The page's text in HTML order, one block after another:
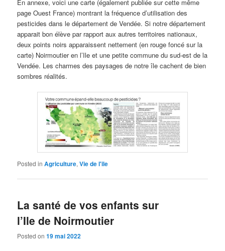
En annexe, voici une carte (également publiée sur cette même
page Ouest France) montrant la fréquence d’utilisation des
pesticides dans le département de Vendée. Si notre département
apparait bon élève par rapport aux autres territoires nationaux,
deux points noirs apparaissent nettement (en rouge foncé sur la
carte) Noirmoutier en l’Ile et une petite commune du sud-est de la
Vendée. Les charmes des paysages de notre île cachent de bien
sombres réalités.
Posted in Agriculture,Vie de l'ile
La santé de vos enfants sur
l’Ile de Noirmoutier
Posted on19 mai 2022